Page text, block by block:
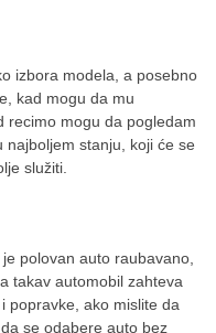
izbora modela, a posebno
kad mogu da mu
recimo mogu da pogledam
stanju, koji će se
služiti.
polovan auto raubavano,
takav automobil zahteva
popravke, ako mislite da
se odabere auto bez